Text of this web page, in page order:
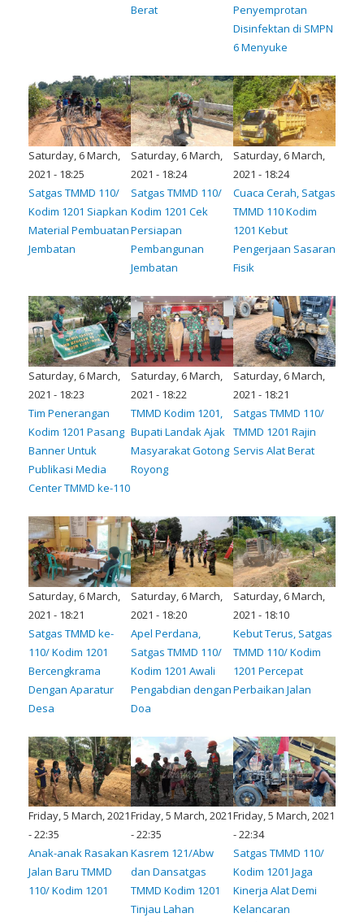
Berat
Penyemprotan
Disinfektan di SMPN
6 Menyuke
Saturday, 6 March,
2021 - 18:25
Satgas TMMD 110/
Kodim 1201 Siapkan
Material Pembuatan
Jembatan
Saturday, 6 March,
2021 - 18:24
Satgas TMMD 110/
Kodim 1201 Cek
Persiapan
Pembangunan
Jembatan
Saturday, 6 March,
2021 - 18:24
Cuaca Cerah, Satgas
TMMD 110 Kodim
1201 Kebut
Pengerjaan Sasaran
Fisik
Saturday, 6 March,
2021 - 18:23
Tim Penerangan
Kodim 1201 Pasang
Banner Untuk
Publikasi Media
Center TMMD ke-110
Saturday, 6 March,
2021 - 18:22
TMMD Kodim 1201,
Bupati Landak Ajak
Masyarakat Gotong
Royong
Saturday, 6 March,
2021 - 18:21
Satgas TMMD 110/
TMMD 1201 Rajin
Servis Alat Berat
Saturday, 6 March,
2021 - 18:21
Satgas TMMD ke-
110/ Kodim 1201
Bercengkrama
Dengan Aparatur
Desa
Saturday, 6 March,
2021 - 18:20
Apel Perdana,
Satgas TMMD 110/
Kodim 1201 Awali
Pengabdian dengan
Doa
Saturday, 6 March,
2021 - 18:10
Kebut Terus, Satgas
TMMD 110/ Kodim
1201 Percepat
Perbaikan Jalan
Friday, 5 March, 2021
- 22:35
Anak-anak Rasakan
Jalan Baru TMMD
110/ Kodim 1201
Friday, 5 March, 2021
- 22:35
Kasrem 121/Abw
dan Dansatgas
TMMD Kodim 1201
Tinjau Lahan
Friday, 5 March, 2021
- 22:34
Satgas TMMD 110/
Kodim 1201 Jaga
Kinerja Alat Demi
Kelancaran